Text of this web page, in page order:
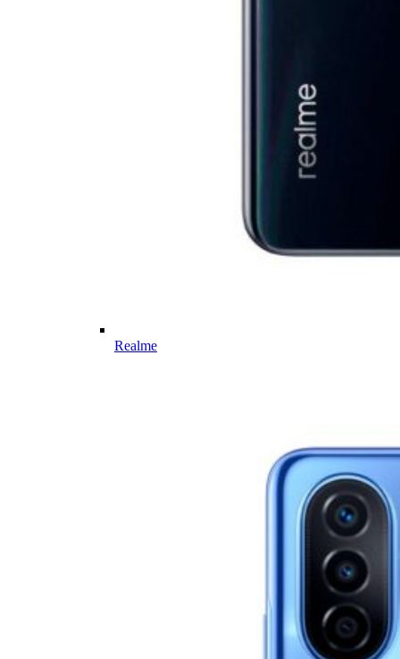
Realme